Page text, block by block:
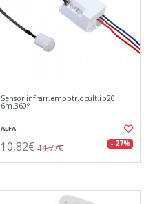
Sensor infrarr.empotr.ocult.ip20
6m.360º
ALFA
10,82€ 14,77€ - 27%